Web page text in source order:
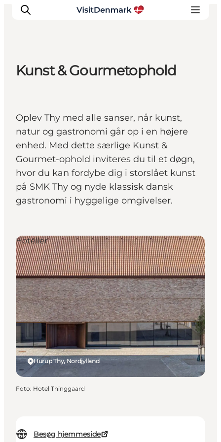
Oplevelser
Overnatning
Planlæg ferien
Kunst & Gourmetophold
Oplev Thy med alle sanser, når kunst,
natur og gastronomi går op i en højere
enhed. Med dette særlige Kunst &
Gourmet-ophold inviteres du til et døgn,
hvor du kan fordybe dig i storslået kunst
på SMK Thy og nyde klassisk dansk
gastronomi i hyggelige omgivelser.
Besøg hjemmeside
Hurup Thy, Nordjylland
Hoteller
Foto: Hotel Thinggaard